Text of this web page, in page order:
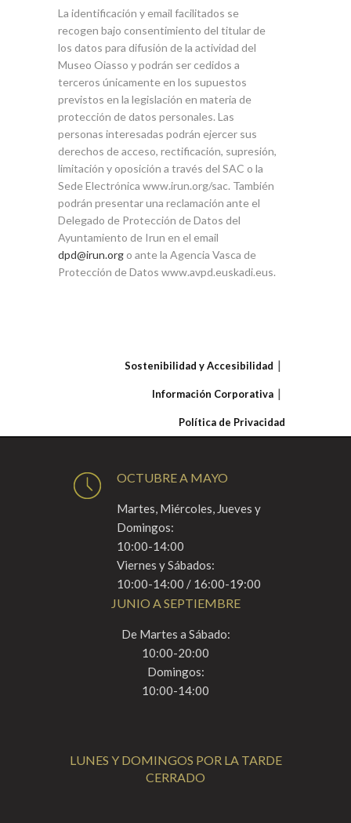
La identificación y email facilitados se
recogen bajo consentimiento del titular de
los datos para difusión de la actividad del
Museo Oiasso y podrán ser cedidos a
terceros únicamente en los supuestos
previstos en la legislación en materia de
protección de datos personales. Las
personas interesadas podrán ejercer sus
derechos de acceso, rectificación, supresión,
limitación y oposición a través del SAC o la
Sede Electrónica www.irun.org/sac. También
podrán presentar una reclamación ante el
Delegado de Protección de Datos del
Ayuntamiento de Irun en el email
dpd@irun.org o ante la Agencia Vasca de
Protección de Datos www.avpd.euskadi.eus.
Sostenibilidad y Accesibilidad
Información Corporativa
Política de Privacidad
OCTUBRE A MAYO
Martes, Miércoles, Jueves y
Domingos:
10:00-14:00
Viernes y Sábados:
10:00-14:00 / 16:00-19:00
JUNIO A SEPTIEMBRE
De Martes a Sábado:
10:00-20:00
Domingos:
10:00-14:00
LUNES Y DOMINGOS POR LA TARDE
CERRADO